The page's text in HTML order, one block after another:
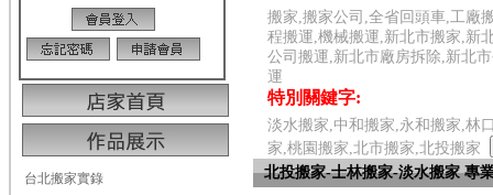
台北搬家實錄
搬家,搬家公司,全省回頭車,工廠
程搬運,機械搬運,新北市搬家,新
公司搬運,新北市廠房拆除,新北
運
特別關鍵字:
淡水搬家,中和搬家,永和搬家,林
家,桃園搬家,北市搬家,北投搬家
北投搬家-士林搬家-淡水搬家 專